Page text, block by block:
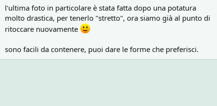
l'ultima foto in particolare è stata fatta dopo una potatura
molto drastica, per tenerlo "stretto", ora siamo già al punto di
ritoccare nuovamente
sono facili da contenere, puoi dare le forme che preferisci.